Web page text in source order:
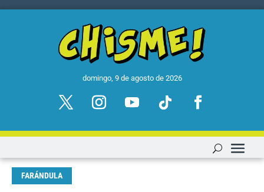
domingo, 9 de agosto de 2026
FARÁNDULA